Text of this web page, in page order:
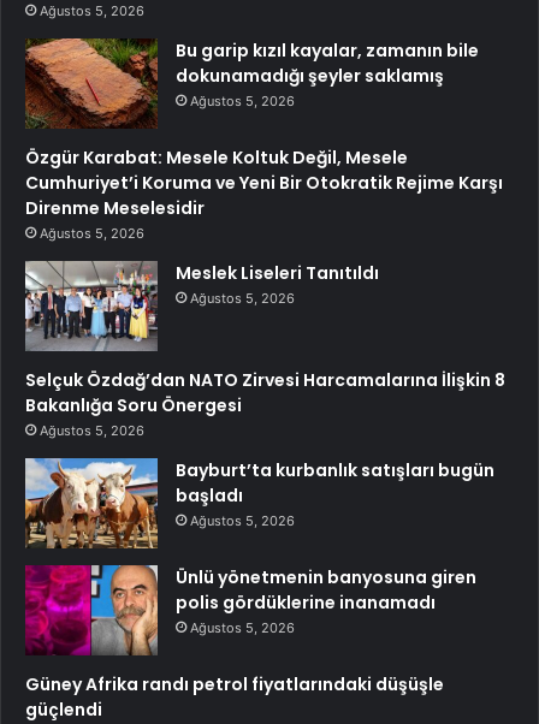
Ağustos 5, 2026
Bu garip kızıl kayalar, zamanın bile
dokunamadığı şeyler saklamış
Ağustos 5, 2026
Özgür Karabat: Mesele Koltuk Değil, Mesele
Cumhuriyet’i Koruma ve Yeni Bir Otokratik Rejime Karşı
Direnme Meselesidir
Ağustos 5, 2026
Meslek Liseleri Tanıtıldı
Ağustos 5, 2026
Selçuk Özdağ’dan NATO Zirvesi Harcamalarına İlişkin 8
Bakanlığa Soru Önergesi
Ağustos 5, 2026
Bayburt’ta kurbanlık satışları bugün
başladı
Ağustos 5, 2026
Ünlü yönetmenin banyosuna giren
polis gördüklerine inanamadı
Ağustos 5, 2026
Güney Afrika randı petrol fiyatlarındaki düşüşle
güçlendi